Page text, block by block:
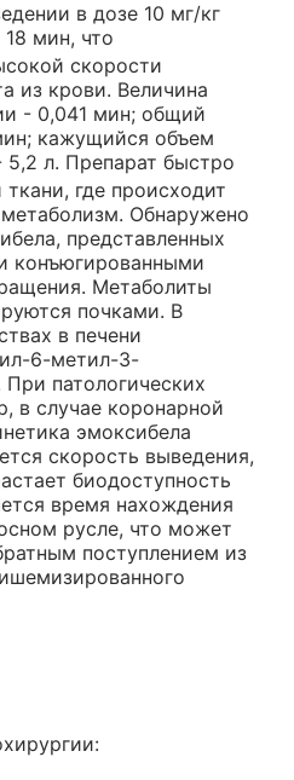
в дозе 10 мг/кг
18 мин, что
скорости
из крови. Величина
- 0,041 мин; общий
кажущийся объем
5,2 л. Препарат быстро
где происходит
Обнаружено
представленных
конъюгированными
Метаболиты
почками. В
в печени
6-метил-3-
патологических
в случае коронарной
эмоксибела
скорость выведения,
биодоступность
время нахождения
русле, что может
поступлением из